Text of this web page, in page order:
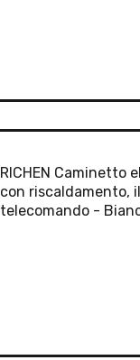
RICHEN Caminetto
con riscaldamento,
telecomando -